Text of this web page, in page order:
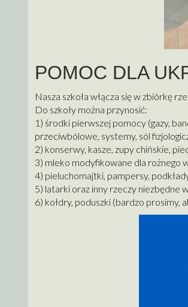
POMOC DLA
Nasza szkoła włącza się w zbiórkę
Do szkoły można przynosić:
1) środki pierwszej pomocy (gazy,
przeciwbólowe, systemy, sól
2) konserwy, kasze, zupy chińskie,
3) mleko modyfikowane dla rożnego
4) pieluchomajtki, pampersy,
5) latarki oraz inny rzeczy niezbędne
6) kołdry, poduszki (bardzo prosimy,